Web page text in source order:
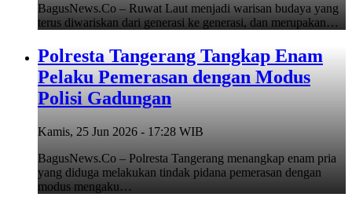
BagusNews.Co – Ruwat Laut menjadi warisan budaya yang
terus diwariskan dari generasi ke generasi, dan merupakan…
Polresta Tangerang Tangkap Enam
Pelaku Pemerasan dengan Modus
Polisi Gadungan
Kamis, 25 Jun 2026 - 17:28 WIB
BagusNews.Co – Polresta Tangerang menangkap enam pria
yang diduga melakukan tindak pidana pemerasan dengan
modus mengaku…